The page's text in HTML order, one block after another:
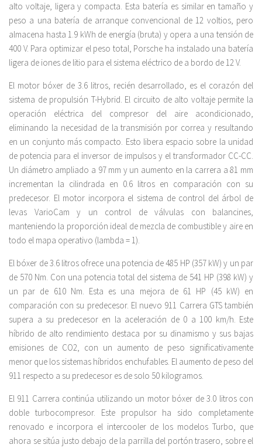
alto voltaje, ligera y compacta. Esta batería es similar en tamaño y
peso a una batería de arranque convencional de 12 voltios, pero
almacena hasta 1.9 kWh de energía (bruta) y opera a una tensión de
400 V. Para optimizar el peso total, Porsche ha instalado una batería
ligera de iones de litio para el sistema eléctrico de a bordo de 12 V.
El motor bóxer de 3.6 litros, recién desarrollado, es el corazón del
sistema de propulsión T-Hybrid. El circuito de alto voltaje permite la
operación eléctrica del compresor del aire acondicionado,
eliminando la necesidad de la transmisión por correa y resultando
en un conjunto más compacto. Esto libera espacio sobre la unidad
de potencia para el inversor de impulsos y el transformador CC-CC.
Un diámetro ampliado a 97 mm y un aumento en la carrera a 81 mm
incrementan la cilindrada en 0.6 litros en comparación con su
predecesor. El motor incorpora el sistema de control del árbol de
levas VarioCam y un control de válvulas con balancines,
manteniendo la proporción ideal de mezcla de combustible y aire en
todo el mapa operativo (lambda = 1).
El bóxer de 3.6 litros ofrece una potencia de 485 HP (357 kW) y un par
de 570 Nm. Con una potencia total del sistema de 541 HP (398 kW) y
un par de 610 Nm. Esta es una mejora de 61 HP (45 kW) en
comparación con su predecesor. El nuevo 911 Carrera GTS también
supera a su predecesor en la aceleración de 0 a 100 km/h. Este
híbrido de alto rendimiento destaca por su dinamismo y sus bajas
emisiones de CO2, con un aumento de peso significativamente
menor que los sistemas híbridos enchufables. El aumento de peso del
911 respecto a su predecesor es de solo 50 kilogramos.
El 911 Carrera continúa utilizando un motor bóxer de 3.0 litros con
doble turbocompresor. Este propulsor ha sido completamente
renovado e incorpora el intercooler de los modelos Turbo, que
ahora se sitúa justo debajo de la parrilla del portón trasero, sobre el